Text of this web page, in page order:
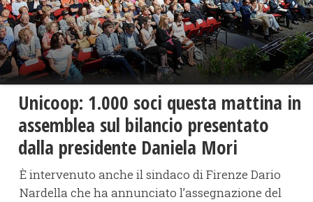
Unicoop: 1.000 soci questa mattina in
assemblea sul bilancio presentato
dalla presidente Daniela Mori
È intervenuto anche il sindaco di Firenze Dario
Nardella che ha annunciato l’assegnazione del